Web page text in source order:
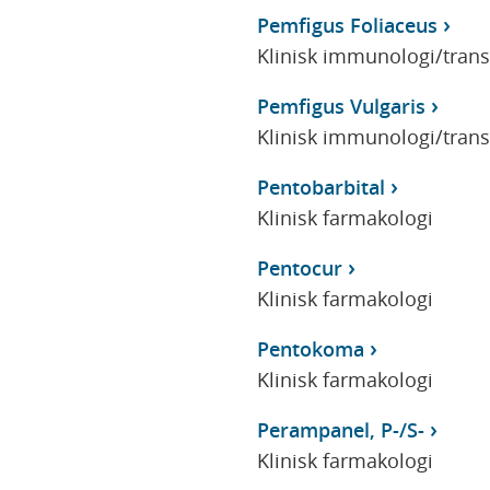
Pemfigus Foliaceus
Klinisk immunologi/
Pemfigus Vulgaris
Klinisk immunologi/
Pentobarbital
Klinisk farmakologi
Pentocur
Klinisk farmakologi
Pentokoma
Klinisk farmakologi
Perampanel, P-/S-
Klinisk farmakologi